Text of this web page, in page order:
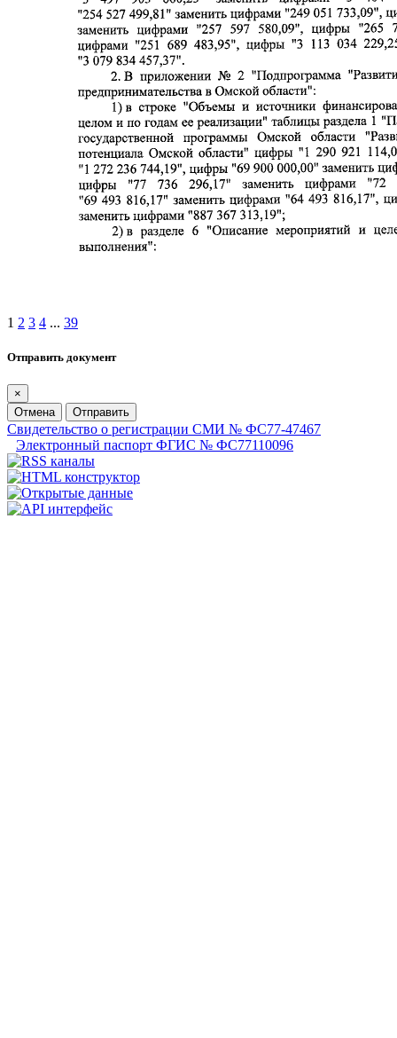
1 2 3 4 ... 39
Отправить документ
×
Отмена
Отправить
Свидетельство о регистрации СМИ № ФС77-47467
Электронный паспорт ФГИС № ФС77110096